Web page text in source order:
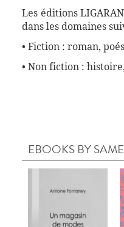
Les éditions
dans les domaines
• Fiction : roman,
• Non fiction :
EBOOKS BY